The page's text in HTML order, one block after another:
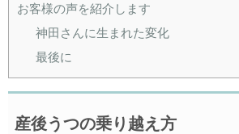
お客様の声を紹介します
神田さんに生まれた変化
最後に
産後うつの乗り越え方